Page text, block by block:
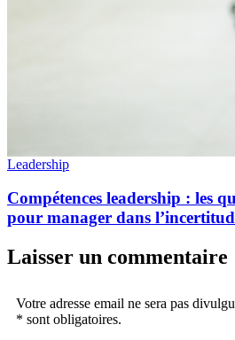
Leadership
Compétences leadership : les
pour manager dans
Laisser un commentaire
Votre adresse email ne sera pas
* sont obligatoires.